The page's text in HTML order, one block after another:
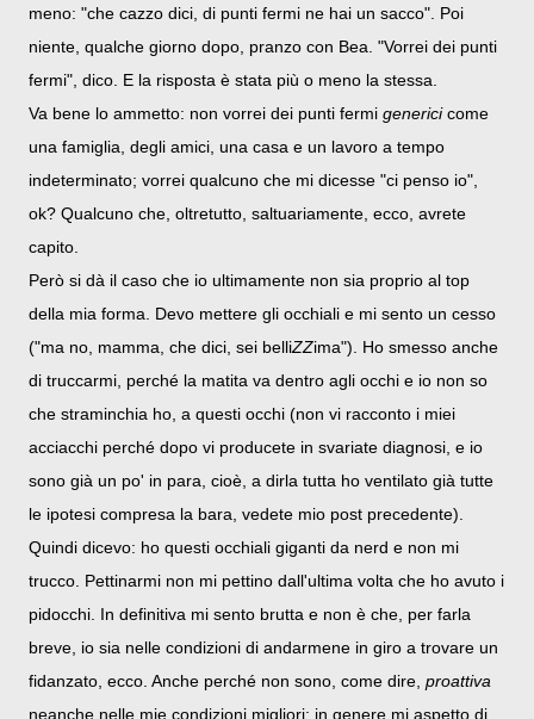
meno: "che cazzo dici, di punti fermi ne hai un sacco". Poi
niente, qualche giorno dopo, pranzo con Bea. "Vorrei dei punti
fermi", dico. E la risposta è stata più o meno la stessa.
Va bene lo ammetto: non vorrei dei punti fermi genericicome
una famiglia, degli amici, una casa e un lavoro a tempo
indeterminato; vorrei qualcuno che mi dicesse "ci penso io",
ok? Qualcuno che, oltretutto, saltuariamente, ecco, avrete
capito.
Però si dà il caso che io ultimamente non sia proprio al top
della mia forma. Devo mettere gli occhiali e mi sento un cesso
("ma no, mamma, che dici, sei belliZZima"). Ho smesso anche
di truccarmi, perché la matita va dentro agli occhi e io non so
che straminchia ho, a questi occhi (non vi racconto i miei
acciacchi perché dopo vi producete in svariate diagnosi, e io
sono già un po' in para, cioè, a dirla tutta ho ventilato già tutte
le ipotesi compresa la bara, vedete mio post precedente).
Quindi dicevo: ho questi occhiali giganti da nerd e non mi
trucco. Pettinarmi non mi pettino dall'ultima volta che ho avuto i
pidocchi. In definitiva mi sento brutta e non è che, per farla
breve, io sia nelle condizioni di andarmene in giro a trovare un
fidanzato, ecco. Anche perché non sono, come dire, proattiva
neanche nelle mie condizioni migliori: in genere mi aspetto di